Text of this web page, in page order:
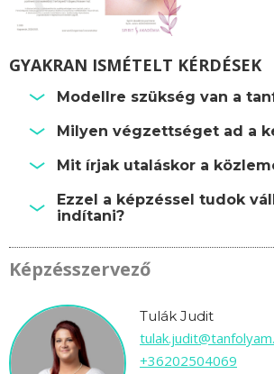
GYAKRAN ISMÉTELT KÉRDÉSEK
Modellre szükség van a
Milyen végzettséget ad a
Mit írjak utaláskor a
Ezzel a képzéssel tudok
indítani?
Képzésszervező
Tulák Judit
+36202504069